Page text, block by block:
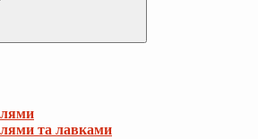
та лавками